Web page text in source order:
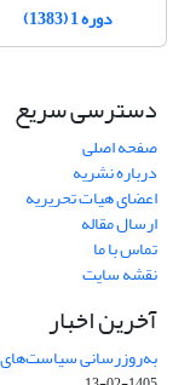
دوره 1 (1383)
دسترسی سریع
صفحه اصلی
درباره نشریه
اعضای هیات تحریریه
ارسال مقاله
تماس با ما
نقشه سایت
آخرین اخبار
به‌روزرسانی